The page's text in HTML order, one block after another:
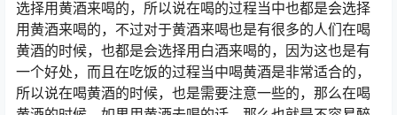
选择用黄酒来喝的，所以说在喝的过程当中也都是会选择
用黄酒来喝的，不过对于黄酒来喝也是有很多的人们在喝
黄酒的时候，也都是会选择用白酒来喝的，因为这也是有
一个好处，而且在吃饭的过程当中喝黄酒是非常适合的，
所以说在喝黄酒的时候，也是需要注意一些的，那么在喝